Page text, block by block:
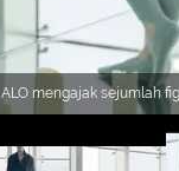
ALO mengajak sejumlah
International. Renata
bergaya balerina.
bernuansa kontras. [Foto.